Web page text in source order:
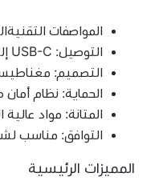
المواصفات التقنيةالقوة:
التوصيل: USB-C إلى USB-C متوافق مع أحدث الأجهزة
التصميم:
الحماية: نظام أمان
المتانة: مواد عالية
التوافق: مناسب
المميزات الرئيسية